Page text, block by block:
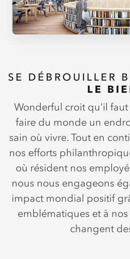
SE DÉBROUILLER
LE
Wonderful croit qu'il faut
faire du monde un
sain où vivre. Tout en
nos efforts
où résident nos
nous nous engageons
impact mondial positif
emblématiques et à
changent